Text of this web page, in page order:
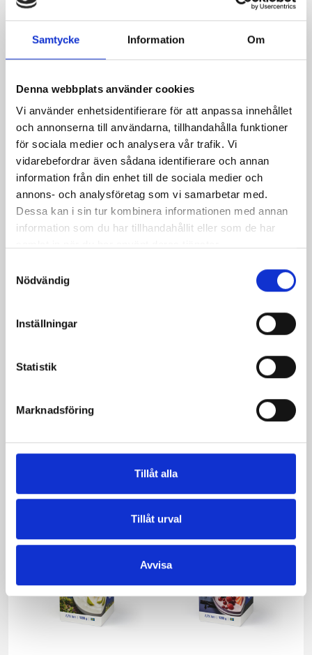
Samtycke Information Om
Denna webbplats använder cookies
Vi använder enhetsidentifierare för att anpassa innehållet
och annonserna till användarna, tillhandahålla funktioner
för sociala medier och analysera vår trafik. Vi
vidarebefordrar även sådana identifierare och annan
information från din enhet till de sociala medier och
annons- och analysföretag som vi samarbetar med.
Dessa kan i sin tur kombinera informationen med annan
information som du har tillhandahållit eller som de har
Nödvändig
Inställningar
Statistik
Marknadsföring
Tillåt alla
Tillåt urval
Avvisa
kalops med
vitlöksmos
Höstfräs med
bogfläsk, svamp och
Produkter i receptet:
1,5% laktosfri 3dl
Jordgubbsfil 2,7%